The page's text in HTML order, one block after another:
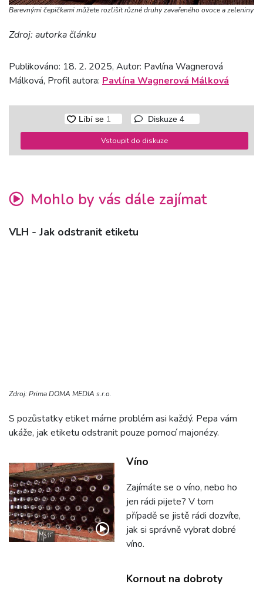
Barevnými čepičkami můžete rozlišit různé druhy zavařeného ovoce a zeleniny
Zdroj: autorka článku
Publikováno: 18. 2. 2025, Autor: Pavlína Wagnerová
Málková, Profil autora: Pavlína Wagnerová Málková
Diskuze 4
Vstoupit do diskuze
Mohlo by vás dále zajímat
VLH - Jak odstranit etiketu
Zdroj: Prima DOMA MEDIA s.r.o.
S pozůstatky etiket máme problém asi každý. Pepa vám
ukáže, jak etiketu odstranit pouze pomocí majonézy.
Víno
Zajímáte se o víno, nebo ho
jen rádi pijete? V tom
případě se jistě rádi dozvíte,
jak si správně vybrat dobré
víno.
Kornout na dobroty